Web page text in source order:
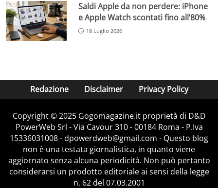
Saldi Apple da non perdere: iPhone
e Apple Watch scontati fino all’80%
18 Luglio 2026
Redazione Disclaimer Privacy Policy
Copyright © 2025 Gogomagazine.it proprietà di D&D
PowerWeb Srl - Via Cavour 310 - 00184 Roma - P.Iva
15336031008 - dpowerdweb@gmail.com - Questo blog
non è una testata giornalistica, in quanto viene
aggiornato senza alcuna periodicità. Non può pertanto
considerarsi un prodotto editoriale ai sensi della legge
n. 62 del 07.03.2001